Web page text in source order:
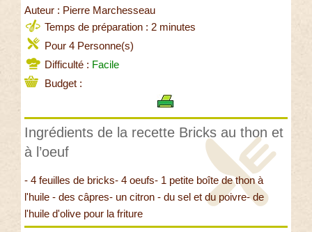
Auteur : Pierre Marchesseau
Temps de préparation : 2 minutes
Pour 4 Personne(s)
Difficulté : Facile
Budget :
Ingrédients de la recette Bricks au thon et
à l’oeuf
- 4 feuilles de bricks- 4 oeufs- 1 petite boîte de thon à
l'huile - des câpres- un citron - du sel et du poivre- de
l'huile d'olive pour la friture